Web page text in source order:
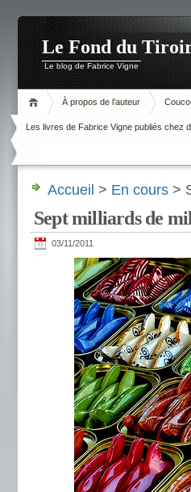
Le Fond du
Le blog de Fabrice Vigne
À propos de l’auteur
Les livres de Fabrice Vigne publiés chez
Accueil > En cours >
Sept milliards de
03/11/2011